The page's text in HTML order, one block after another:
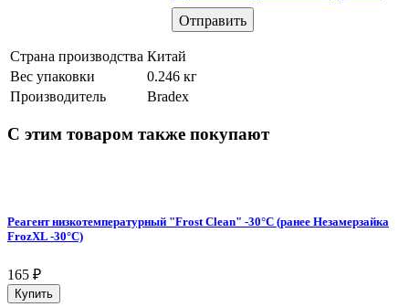
Страна производства Китай
Вес упаковки
0.246 кг
Производитель
Bradex
С этим товаром также покупают
Реагент низкотемпературный "Frost Clean" -30°C (ранее Незамерзайка
FrozXL -30°C)
165 ₽
Купить